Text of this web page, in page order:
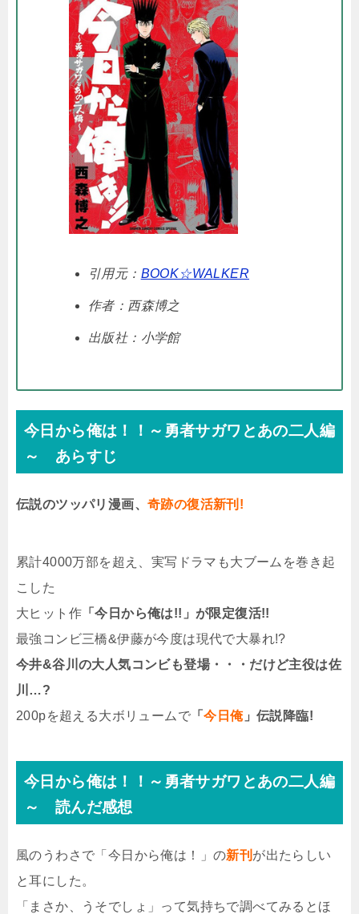
引用元： BOOK☆WALKER
作者：西森博之
出版社：小学館
今日から俺は！！～勇者サガワとあの二人編
～ あらすじ
伝説のツッパリ漫画、 奇跡の復活新刊!
累計4000万部を超え、実写ドラマも大ブームを巻き起
こした
大ヒット作 「今日から俺は!!」が限定復活!!
最強コンビ三橋&伊藤が今度は現代で大暴れ!?
今井&谷川の大人気コンビも登場・・・だけど主役は佐
川…?
200pを超える大ボリュームで 「今日俺」伝説降臨!
今日から俺は！！～勇者サガワとあの二人編
～ 読んだ感想
風のうわさで「今日から俺は！」の新刊 が出たらしい
と耳にした。
「まさか、うそでしょ」って気持ちで調べてみるとほ